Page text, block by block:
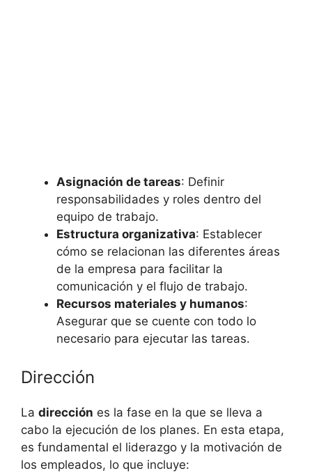
Asignación de tareas: Definir
responsabilidades y roles dentro del
equipo de trabajo.
Estructura organizativa: Establecer
cómo se relacionan las diferentes áreas
de la empresa para facilitar la
comunicación y el flujo de trabajo.
Recursos materiales y humanos:
Asegurar que se cuente con todo lo
necesario para ejecutar las tareas.
Dirección
La dirección es la fase en la que se lleva a
cabo la ejecución de los planes. En esta etapa,
es fundamental el liderazgo y la motivación de
los empleados, lo que incluye: